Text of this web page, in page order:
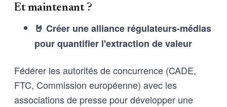
Et maintenant ?
🤘 Créer une alliance régulateurs-médias
pour quantifier l'extraction de valeur
Fédérer les autorités de concurrence (CADE,
FTC, Commission européenne) avec les
associations de presse pour développer une